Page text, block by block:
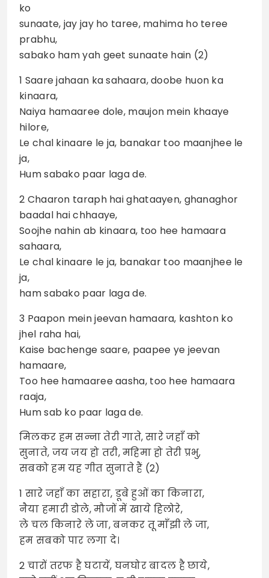
ko
sunaate, jay jay ho taree, mahima ho teree
prabhu,
sabako ham yah geet sunaate hain (2)
1 Saare jahaan ka sahaara, doobe huon ka
kinaara,
Naiya hamaaree dole, maujon mein khaaye
hilore,
Le chal kinaare le ja, banakar too maanjhee le
ja,
Hum sabako paar laga de.
2 Chaaron taraph hai ghataayen, ghanaghor
baadal hai chhaaye,
Soojhe nahin ab kinaara, too hee hamaara
sahaara,
Le chal kinaare le ja, banakar too maanjhee le
ja,
ham sabako paar laga de.
3 Paapon mein jeevan hamaara, kashton ko
jhel raha hai,
Kaise bachenge saare, paapee ye jeevan
hamaare,
Too hee hamaaree aasha, too hee hamaara
raaja,
Hum sab ko paar laga de.
मिलकर हम सन्ना तेरी गाते, सारे जहाँ को
सुनाते, जय जय हो तरी, महिमा हो तेरी प्रभु,
सबको हम यह गीत सुनाते हैं (2)
1 सारे जहाँ का सहारा, डूबे हुओं का किनारा,
नैया हमारी डोले, मौजों में खाये हिलोरे,
ले चल किनारे ले जा, बनकर तू माँझी ले जा,
हम सबको पार लगा दे।
2 चारों तरफ है घटायें, घनघोर बादल है छाये,